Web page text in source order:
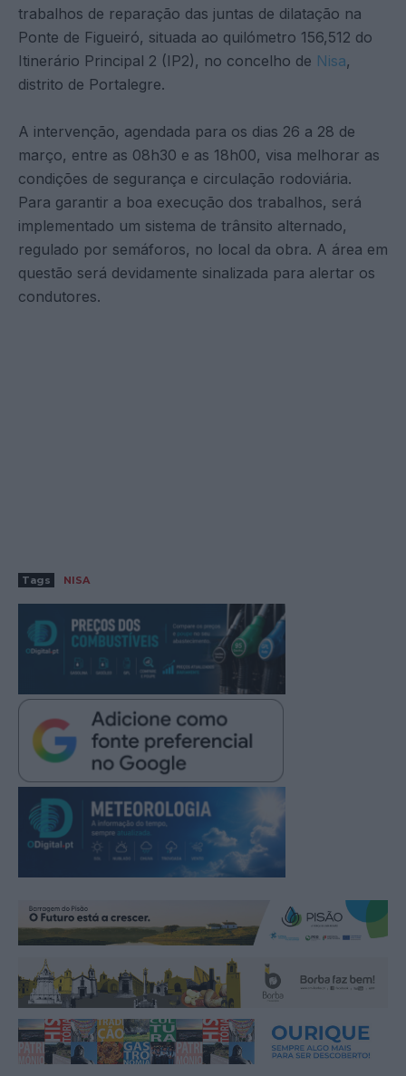
trabalhos de reparação das juntas de dilatação na
Ponte de Figueiró, situada ao quilómetro 156,512 do
Itinerário Principal 2 (IP2), no concelho de Nisa,
distrito de Portalegre.
A intervenção, agendada para os dias 26 a 28 de
março, entre as 08h30 e as 18h00, visa melhorar as
condições de segurança e circulação rodoviária.
Para garantir a boa execução dos trabalhos, será
implementado um sistema de trânsito alternado,
regulado por semáforos, no local da obra. A área em
questão será devidamente sinalizada para alertar os
condutores.
Tags NISA